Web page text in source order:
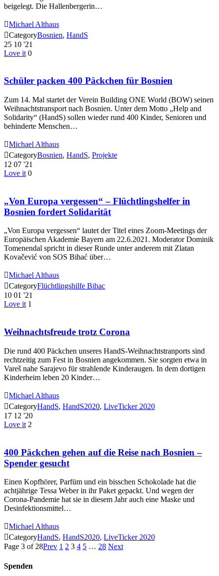
beigelegt. Die Hallenbergerin…
Michael Althaus
CategoryBosnien, HandS
25 10 '21
Love it 0
Schüler packen 400 Päckchen für Bosnien
Zum 14. Mal startet der Verein Building ONE World (BOW) seinen
Weihnachtstransport nach Bosnien. Unter dem Motto „Help and
Solidarity“ (HandS) sollen wieder rund 400 Kinder, Senioren und
behinderte Menschen…
Michael Althaus
CategoryBosnien, HandS, Projekte
12 07 '21
Love it 0
„Von Europa vergessen“ – Flüchtlingshelfer in
Bosnien fordert Solidarität
„Von Europa vergessen“ lautet der Titel eines Zoom-Meetings der
Europäischen Akademie Bayern am 22.6.2021. Moderator Dominik
Tomenendal spricht in dieser Runde unter anderem mit Zlatan
Kovačević von SOS Bihać über…
Michael Althaus
CategoryFlüchtlingshilfe Bihac
10 01 '21
Love it 1
Weihnachtsfreude trotz Corona
Die rund 400 Päckchen unseres HandS-Weihnachtstranports sind
rechtzeitig zum Fest in Bosnien angekommen. Sie sorgten etwa in
Vareš nahe Sarajevo für strahlende Kinderaugen. In dem dortigen
Kinderheim leben 20 Kinder…
Michael Althaus
CategoryHandS, HandS2020, LiveTicker 2020
17 12 '20
Love it 2
400 Päckchen gehen auf die Reise nach Bosnien –
Spender gesucht
Einen Kopfhörer, Parfüm und ein bisschen Schokolade hat die
achtjährige Tessa Weber in ihr Paket gepackt. Und wegen der
Corona-Pandemie hat sie in diesem Jahr auch eine Maske und
Desinfektionsmittel…
Michael Althaus
CategoryHandS, HandS2020, LiveTicker 2020
Page 3 of 28Prev 1 2 3 4 5 … 28 Next
Spenden